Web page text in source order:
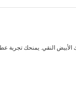
النقي. يمنحك تجربة